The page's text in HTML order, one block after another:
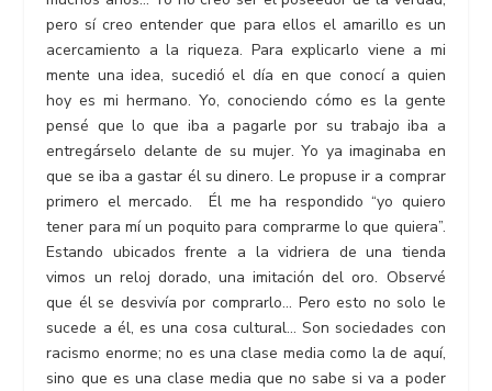
pero sí creo entender que para ellos el amarillo es un
acercamiento a la riqueza. Para explicarlo viene a mi
mente una idea, sucedió el día en que conocí a quien
hoy es mi hermano. Yo, conociendo cómo es la gente
pensé que lo que iba a pagarle por su trabajo iba a
entregárselo delante de su mujer. Yo ya imaginaba en
que se iba a gastar él su dinero. Le propuse ir a comprar
primero el mercado. Él me ha respondido “yo quiero
tener para mí un poquito para comprarme lo que quiera”.
Estando ubicados frente a la vidriera de una tienda
vimos un reloj dorado, una imitación del oro. Observé
que él se desvivía por comprarlo… Pero esto no solo le
sucede a él, es una cosa cultural… Son sociedades con
racismo enorme; no es una clase media como la de aquí,
sino que es una clase media que no sabe si va a poder